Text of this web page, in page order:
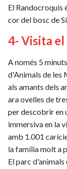
El Randocroquis
cor del bosc de
4- Visita el
A només 5
d'Animals de les
als amants dels
ara ovelles de
per descobrir en
immersiva en la
amb 1.001
la família molt a
El parc d'animals